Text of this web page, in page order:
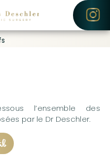
l’ensemble des
par le Dr Deschler.